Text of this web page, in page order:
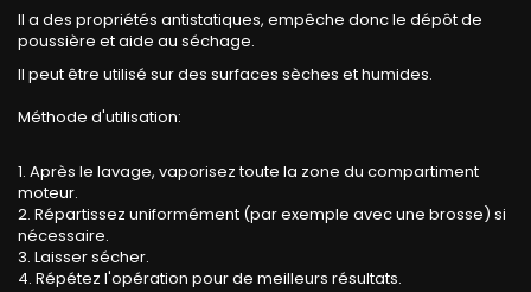
Il a des propriétés antistatiques, empêche donc le dépôt de
poussière et aide au séchage.
Il peut être utilisé sur des surfaces sèches et humides.
Méthode d'utilisation:
1. Après le lavage, vaporisez toute la zone du compartiment
moteur.
2. Répartissez uniformément (par exemple avec une brosse) si
nécessaire.
3. Laisser sécher.
4. Répétez l'opération pour de meilleurs résultats.